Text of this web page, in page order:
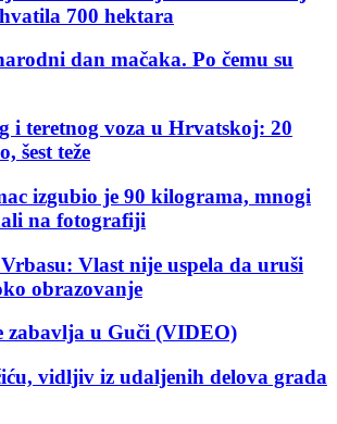
700 hektara
dan mačaka. Po čemu su
i teretnog voza u Hrvatskoj: 20
šest teže
izgubio je 90 kilograma, mnogi
na fotografiji
Vlast nije uspela da uruši
obrazovanje
zabavlja u Guči (VIDEO)
vidljiv iz udaljenih delova grada